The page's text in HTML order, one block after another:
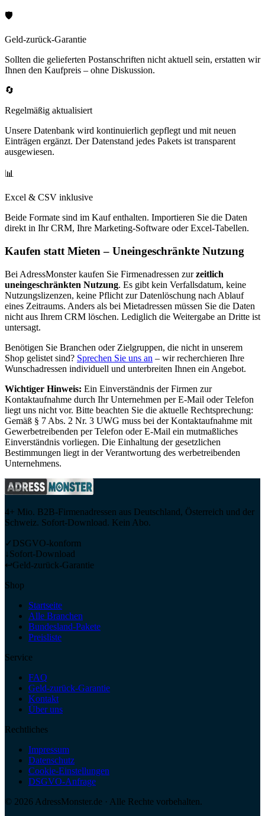
🛡️
Geld-zurück-Garantie
Sollten die gelieferten Postanschriften nicht aktuell sein, erstatten wir
Ihnen den Kaufpreis – ohne Diskussion.
🔄
Regelmäßig aktualisiert
Unsere Datenbank wird kontinuierlich gepflegt und mit neuen
Einträgen ergänzt. Der Datenstand jedes Pakets ist transparent
ausgewiesen.
📊
Excel & CSV inklusive
Beide Formate sind im Kauf enthalten. Importieren Sie die Daten
direkt in Ihr CRM, Ihre Marketing-Software oder Excel-Tabellen.
Kaufen statt Mieten – Uneingeschränkte Nutzung
Bei AdressMonster kaufen Sie Firmenadressen zur zeitlich
uneingeschränkten Nutzung. Es gibt kein Verfallsdatum, keine
Nutzungslizenzen, keine Pflicht zur Datenlöschung nach Ablauf
eines Zeitraums. Anders als bei Mietadressen müssen Sie die Daten
nicht aus Ihrem CRM löschen. Lediglich die Weitergabe an Dritte ist
untersagt.
Benötigen Sie Branchen oder Zielgruppen, die nicht in unserem
Shop gelistet sind? Sprechen Sie uns an – wir recherchieren Ihre
Wunschadressen individuell und unterbreiten Ihnen ein Angebot.
Wichtiger Hinweis: Ein Einverständnis der Firmen zur
Kontaktaufnahme durch Ihr Unternehmen per E-Mail oder Telefon
liegt uns nicht vor. Bitte beachten Sie die aktuelle Rechtsprechung:
Gemäß § 7 Abs. 2 Nr. 3 UWG muss bei der Kontaktaufnahme mit
Gewerbetreibenden per Telefon oder E-Mail ein mutmaßliches
Einverständnis vorliegen. Die Einhaltung der gesetzlichen
Bestimmungen liegt in der Verantwortung des werbetreibenden
Unternehmens.
4+ Mio. B2B-Firmenadressen aus Deutschland, Österreich und der
Schweiz. Sofort-Download. Kein Abo.
✓ DSGVO-konform
↓Sofort-Download
↩Geld-zurück-Garantie
Shop
Startseite
Alle Branchen
Bundesland-Pakete
Preisliste
Service
FAQ
Geld-zurück-Garantie
Kontakt
Über uns
Rechtliches
Impressum
Datenschutz
Cookie-Einstellungen
DSGVO-Anfrage
© 2026 AdressMonster.de · Alle Rechte vorbehalten.